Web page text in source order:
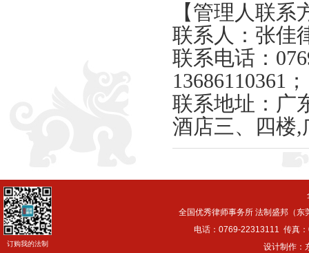
【管理人联系
联系人：张佳
联系电话：
13686110361；
联系地址：广
酒店三、四楼,
订购我的法制
全国优秀律师事务所 法制盛邦（
电话：0769-22313111 传真
设计制作：